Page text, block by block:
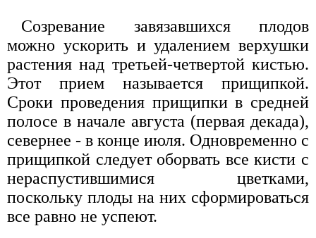
Созревание завязавшихся плодов
можно ускорить и удалением верхушки
растения над третьей-четвертой кистью.
Этот прием называется прищипкой.
Сроки проведения прищипки в средней
полосе в начале августа (первая декада),
севернее - в конце июля. Одновременно с
прищипкой следует оборвать все кисти с
нераспустившимися цветками,
поскольку плоды на них сформироваться
все равно не успеют.